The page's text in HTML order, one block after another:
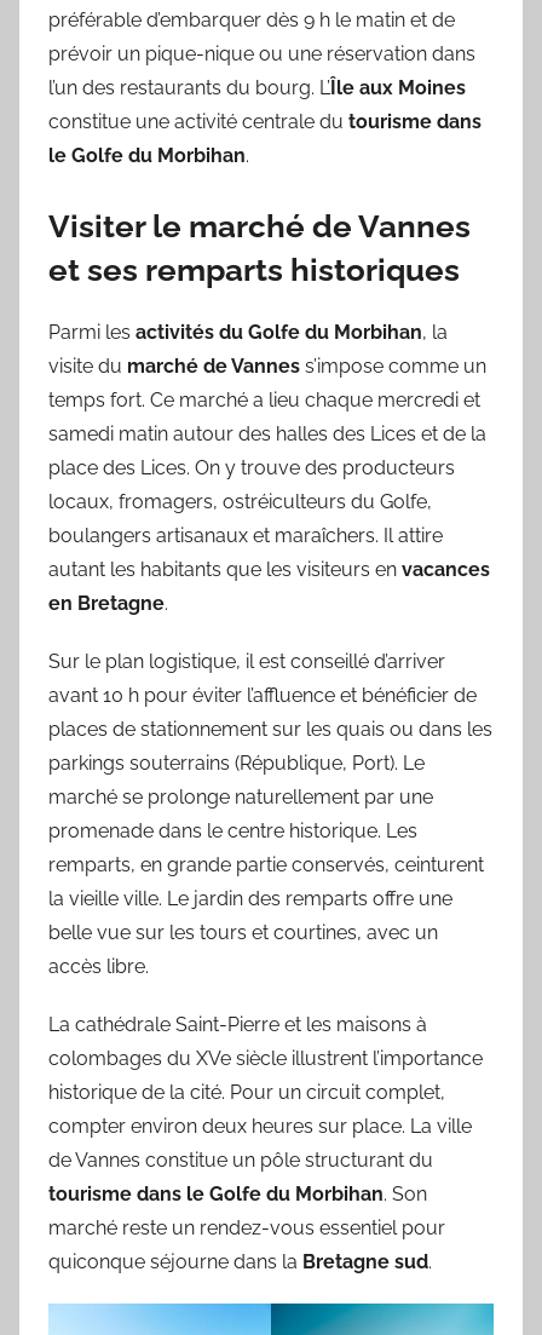
préférable d’embarquer dès 9 h le matin et de
prévoir un pique-nique ou une réservation dans
l’un des restaurants du bourg. L’Île aux Moines
constitue une activité centrale du tourisme dans
le Golfe du Morbihan.
Visiter le marché de Vannes
et ses remparts historiques
Parmi les activités du Golfe du Morbihan, la
visite du marché de Vannes s’impose comme un
temps fort. Ce marché a lieu chaque mercredi et
samedi matin autour des halles des Lices et de la
place des Lices. On y trouve des producteurs
locaux, fromagers, ostréiculteurs du Golfe,
boulangers artisanaux et maraîchers. Il attire
autant les habitants que les visiteurs en vacances
en Bretagne.
Sur le plan logistique, il est conseillé d’arriver
avant 10 h pour éviter l’affluence et bénéficier de
places de stationnement sur les quais ou dans les
parkings souterrains (République, Port). Le
marché se prolonge naturellement par une
promenade dans le centre historique. Les
remparts, en grande partie conservés, ceinturent
la vieille ville. Le jardin des remparts offre une
belle vue sur les tours et courtines, avec un
accès libre.
La cathédrale Saint-Pierre et les maisons à
colombages du XVe siècle illustrent l’importance
historique de la cité. Pour un circuit complet,
compter environ deux heures sur place. La ville
de Vannes constitue un pôle structurant du
tourisme dans le Golfe du Morbihan. Son
marché reste un rendez-vous essentiel pour
quiconque séjourne dans la Bretagne sud.